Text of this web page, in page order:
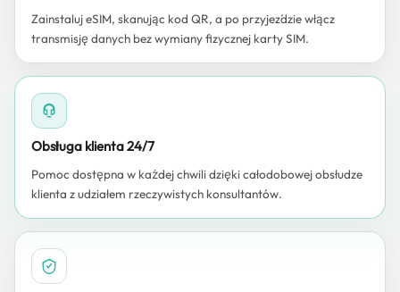
Zainstaluj eSIM, skanując kod QR, a po przyjeździe włącz
transmisję danych bez wymiany fizycznej karty SIM.
Obsługa klienta 24/7
Pomoc dostępna w każdej chwili dzięki całodobowej obsłudze
klienta z udziałem rzeczywistych konsultantów.